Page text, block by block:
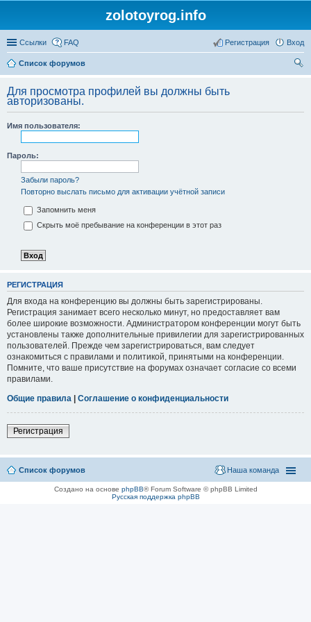
zolotoyrog.info
Ссылки FAQ Вход
Регистрация
Список форумов
Для просмотра профилей вы должны быть
авторизованы.
Имя пользователя:
Пароль:
Забыли пароль?
Повторно выслать письмо для активации учётной записи
Запомнить меня
Скрыть моё пребывание на конференции в этот раз
РЕГИСТРАЦИЯ
Для входа на конференцию вы должны быть зарегистрированы.
Регистрация занимает всего несколько минут, но предоставляет вам
более широкие возможности. Администратором конференции могут быть
установлены также дополнительные привилегии для зарегистрированных
пользователей. Прежде чем зарегистрироваться, вам следует
ознакомиться с правилами и политикой, принятыми на конференции.
Помните, что ваше присутствие на форумах означает согласие со всеми
правилами.
Общие правила | Соглашение о конфиденциальности
Регистрация
Список форумов Наша команда
Создано на основе phpBB® Forum Software © phpBB Limited
Русская поддержка phpBB